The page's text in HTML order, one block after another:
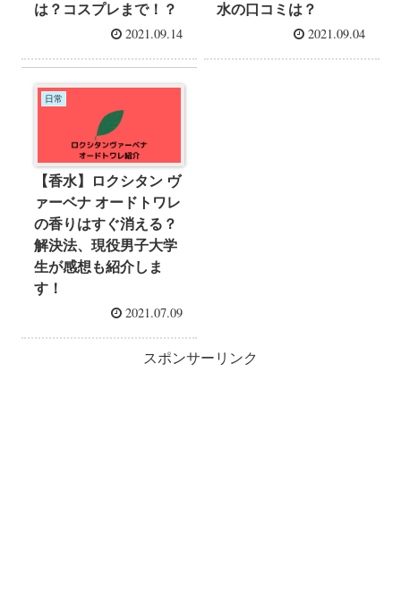
は？コスプレまで！？
2021.09.14
水の口コミは？
2021.09.04
日常
【香水】ロクシタン ヴ
ァーベナ オードトワレ
の香りはすぐ消える？
解決法、現役男子大学
生が感想も紹介しま
す！
2021.07.09
スポンサーリンク